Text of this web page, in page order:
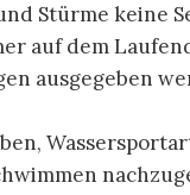
Stürme keine
auf dem
ausgegeben